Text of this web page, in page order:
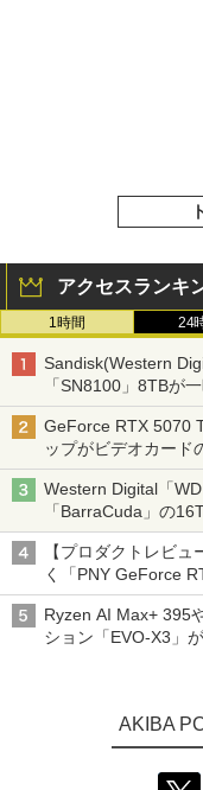
アクセスランキ
1時間 24
Sandisk(Western
「SN8100」8TBが
GeForce RTX 5070
ップがビデオカード
る AKIBA PC
26年8月3日
Western Digital「
「BarraCuda」の
ネス向けは上昇傾
【プロダクトレビ
く「PNY GeForce
ドでも2スロット厚
ーマンスと冷却は万
Ryzen AI Max+ 395
ション「EVO-X3」
AKIBA